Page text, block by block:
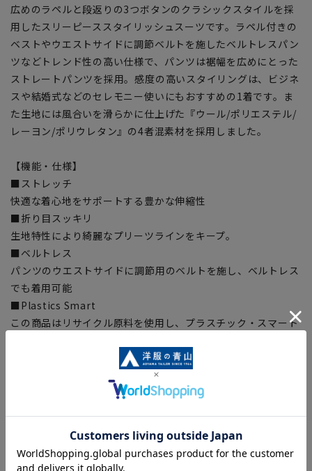
広めのラペルと段返りの3つボタンのクラシックスタイルを採
用したスリーピーススタイリッシュスーツです。ラペル付きの
ベストやウエストサイドに調節ベルトを施したベルトレスパン
ツなどトレンド性の高い仕様で、パンツは裾幅を広めにとった
ストレートパンツを採用。感度の高いスタイリングは、ビジネ
スや結婚式などのセレモニー使いにもおすすめの1着です。ま
た生地には風合いを滑らかに仕上げた『ウール/ポリエステル/
レーヨン/ポリウレタン』の4者混素材を採用しました。
【機能・仕様】
■ストレッチ
快適な着心地をサポートする豊かな伸縮性
■折り目スッキリ
生地特性により綺麗なプリーツラインをキープ。
■ベルトレス
パンツのウエストサイドに調節用のベルトを施し、ベルトレス
でも着用可能
■Plastics Smart
この商品はリサイクル原料を使用し、プラスチック・スマート
使用しています。ECOBLUE(R)はマテリアルリサイクルによ
り、ペットボトルを繊維へと再生しています。
【商品に関するご注意】
■商品画像はサンプルのため、色味やサイズ等の仕様に変更が